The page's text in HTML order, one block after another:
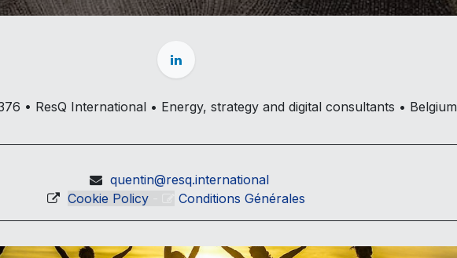
• ResQ International • Energy, strategy and digital consultants • Belgium
quentin@resq.international
Cookie Policy
Conditions Générales